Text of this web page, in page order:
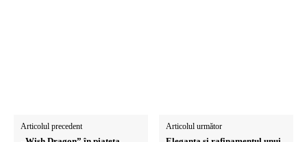
Articolul precedent Articolul următor